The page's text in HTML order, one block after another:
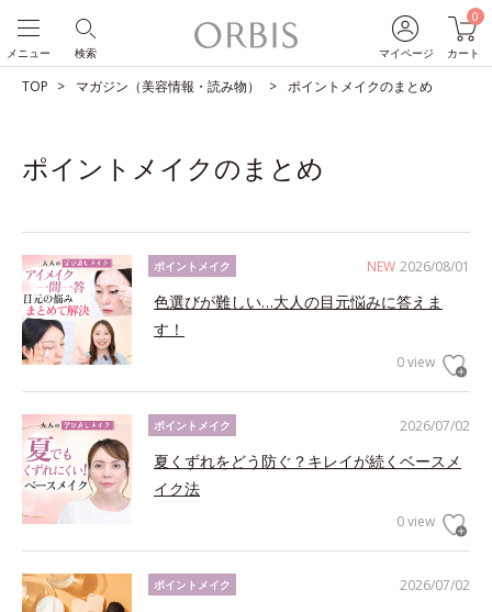
マイページ
0
カート
検索
メニュー
TOP マガジン（美容情報・読み物） ポイントメイクのまとめ
ポイントメイクのまとめ
NEW 2026/08/01
ポイントメイク
色選びが難しい…大人の目元悩みに答えま
す！
0 view
2026/07/02
ポイントメイク
夏くずれをどう防ぐ？キレイが続くベースメ
イク法
0 view
2026/07/02
ポイントメイク